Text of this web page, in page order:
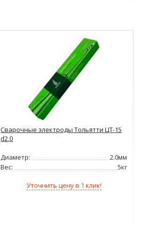
Сварочные электроды Тольятти ЦТ-15
d2,0
Диаметр:
2.0мм
Вес:
5кг
Уточнить цену в 1 клик!